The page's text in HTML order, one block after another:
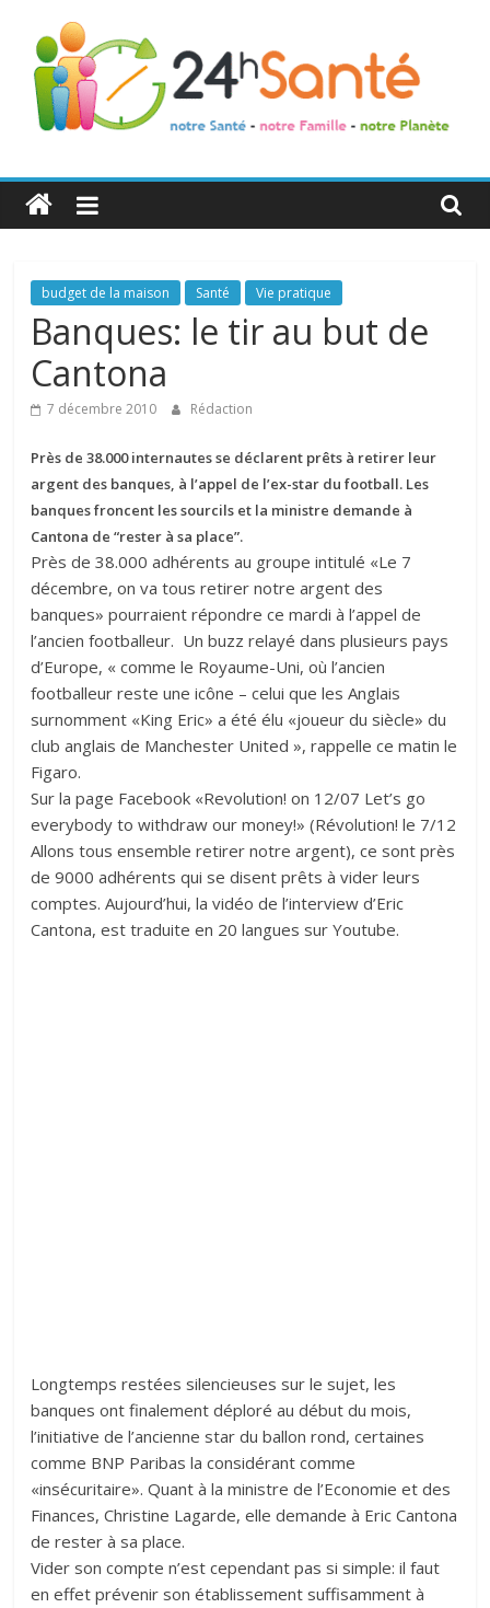
24h
Santé
La
santé
toute
famille
budget de la maison Santé Vie pratique
Banques: le tir au but de
Cantona
7 décembre 2010 Rédaction
Près de 38.000 internautes se déclarent prêts à retirer leur
argent des banques, à l’appel de l’ex-star du football. Les
banques froncent les sourcils et la ministre demande à
Cantona de “rester à sa place”.
Près de 38.000 adhérents au groupe intitulé «Le 7
décembre, on va tous retirer notre argent des
banques» pourraient répondre ce mardi à l’appel de
l’ancien footballeur. Un buzz relayé dans plusieurs pays
d’Europe, « comme le Royaume-Uni, où l’ancien
footballeur reste une icône – celui que les Anglais
surnomment «King Eric» a été élu «joueur du siècle» du
club anglais de Manchester United », rappelle ce matin le
Figaro.
Sur la page Facebook «Revolution! on 12/07 Let’s go
everybody to withdraw our money!» (Révolution! le 7/12
Allons tous ensemble retirer notre argent), ce sont près
de 9000 adhérents qui se disent prêts à vider leurs
comptes. Aujourd’hui, la vidéo de l’interview d’Eric
Cantona, est traduite en 20 langues sur Youtube.
Longtemps restées silencieuses sur le sujet, les
banques ont finalement déploré au début du mois,
l’initiative de l’ancienne star du ballon rond, certaines
comme BNP Paribas la considérant comme
«insécuritaire». Quant à la ministre de l’Economie et des
Finances, Christine Lagarde, elle demande à Eric Cantona
de rester à sa place.
Vider son compte n’est cependant pas si simple: il faut
en effet prévenir son établissement suffisamment à